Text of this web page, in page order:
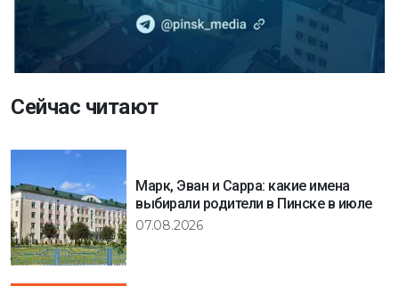
Сейчас читают
Марк, Эван и Сарра: какие имена
выбирали родители в Пинске в июле
07.08.2026